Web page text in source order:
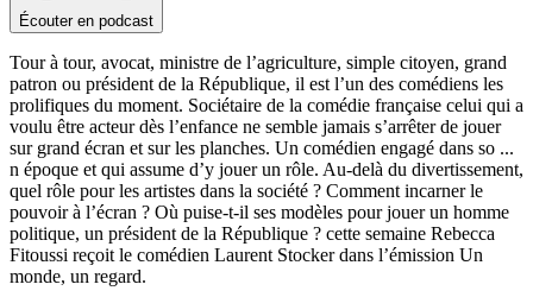
Écouter en podcast
Tour à tour, avocat, ministre de l’agriculture, simple citoyen, grand
patron ou président de la République, il est l’un des comédiens les
prolifiques du moment. Sociétaire de la comédie française celui qui a
voulu être acteur dès l’enfance ne semble jamais s’arrêter de jouer
sur grand écran et sur les planches. Un comédien engagé dans so ...
n époque et qui assume d’y jouer un rôle. Au-delà du divertissement,
quel rôle pour les artistes dans la société ? Comment incarner le
pouvoir à l’écran ? Où puise-t-il ses modèles pour jouer un homme
politique, un président de la République ? cette semaine Rebecca
Fitoussi reçoit le comédien Laurent Stocker dans l’émission Un
monde, un regard.